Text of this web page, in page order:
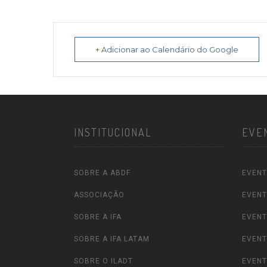
+ Adicionar ao Calendário do Google
INSTITUCIONAL
SOBRE A ABDF
ASSOCIAÇÃO
SOBRE A IFA
SOBRE A IFA LATAM
SOBRE O ILADT